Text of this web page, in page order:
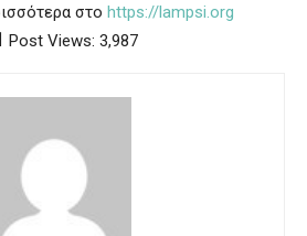
στο https://lampsi.org
Post Views: 3,987